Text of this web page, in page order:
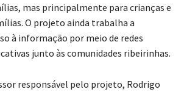
mas principalmente para crianças e
O projeto ainda trabalha a
à informação por meio de redes
junto às comunidades ribeirinhas.
responsável pelo projeto, Rodrigo